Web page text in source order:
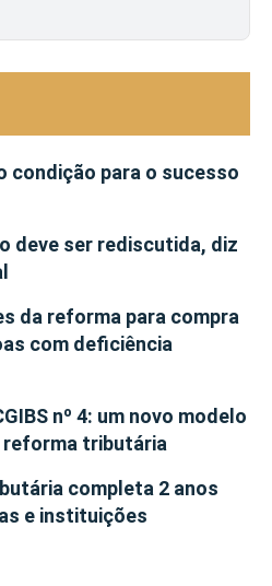
condição para o sucesso
deve ser rediscutida, diz
da reforma para compra
com deficiência
nº 4: um novo modelo
reforma tributária
completa 2 anos
e instituições